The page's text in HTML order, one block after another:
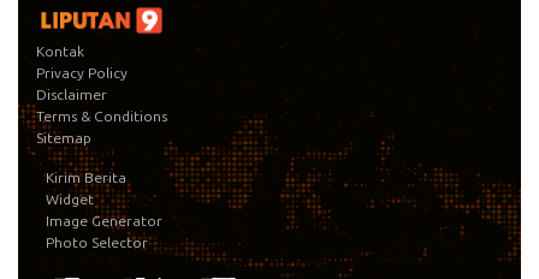
Kontak
Privacy Policy
Disclaimer
Terms & Conditions
Sitemap
Kirim Berita
Widget
Image Generator
Photo Selector